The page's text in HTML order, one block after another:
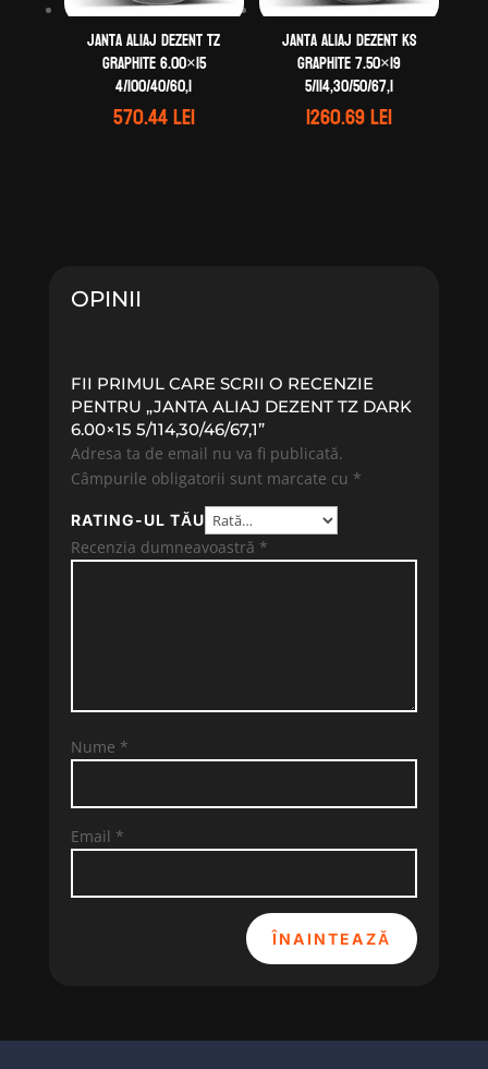
Janta aliaj DEZENT TZ
graphite 6.00×15
4/100/40/60,1
570.44lei
Janta aliaj DEZENT KS
graphite 7.50×19
5/114,30/50/67,1
1260.69lei
OPINII
FII PRIMUL CARE SCRII O RECENZIE
PENTRU „JANTA ALIAJ DEZENT TZ DARK
6.00×15 5/114,30/46/67,1”
Adresa ta de email nu va fi publicată.
Câmpurile obligatorii sunt marcate cu *
RATING-UL TĂU
Recenzia dumneavoastră *
Nume *
Email *
ÎNAINTEAZĂ